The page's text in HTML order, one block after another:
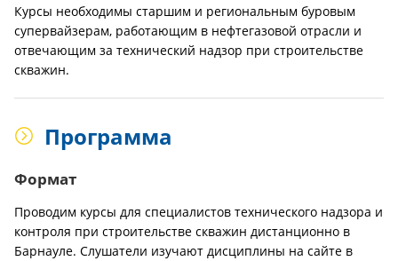
Курсы необходимы старшим и региональным буровым
супервайзерам, работающим в нефтегазовой отрасли и
отвечающим за технический надзор при строительстве
скважин.
Программа
Формат
Проводим курсы для специалистов технического надзора и
контроля при строительстве скважин дистанционно в
Барнауле. Слушатели изучают дисциплины на сайте в